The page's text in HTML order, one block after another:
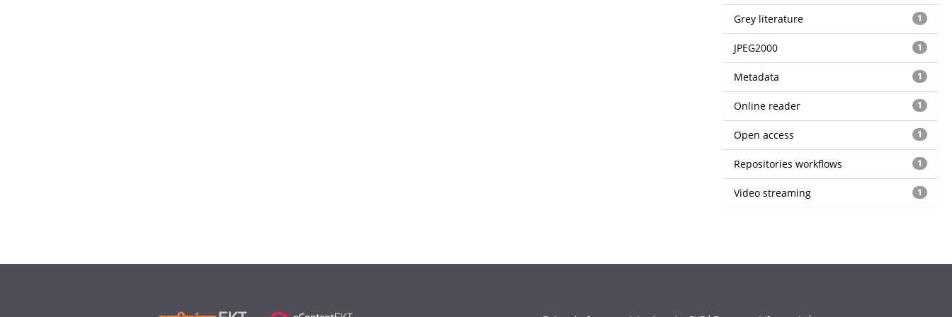
1
Grey literature
1
JPEG2000
1
Metadata
1
Online reader
1
Open access
1
Repositories workflows
1
Video streaming